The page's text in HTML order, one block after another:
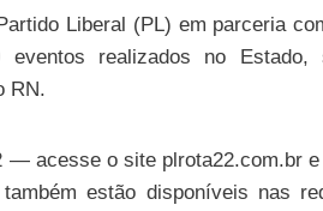
Liberal (PL) em parceria
realizados no
RN.
— acesse o site plrota22.com.br
estão disponíveis nas